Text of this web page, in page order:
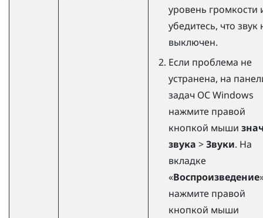
уровень громкости
убедитесь, что звук
выключен.
Если проблема не
устранена, на
задач ОСWindows
нажмите правой
кнопкой мыши
звука >Звуки. На
вкладке
«Воспроизведение
нажмите правой
кнопкой мыши